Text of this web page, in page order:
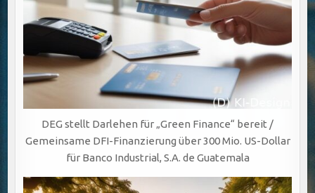
DEG stellt Darlehen für „Green Finance“ bereit /
Gemeinsame DFI-Finanzierung über 300 Mio. US-Dollar
für Banco Industrial, S.A. de Guatemala